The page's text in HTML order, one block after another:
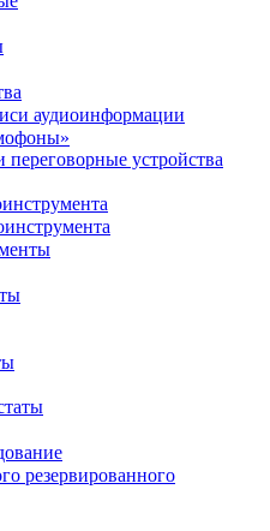
аудиоинформации
устройства
резервированного